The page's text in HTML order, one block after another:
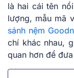
là hai cái tên
lượng, mẫu mã
sánh nệm
chí khác nhau,
quan hơn để